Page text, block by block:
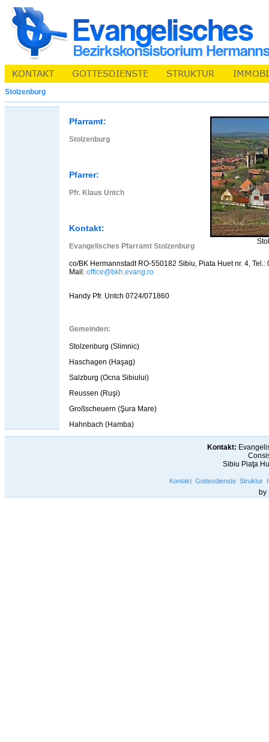
Stolzenburg
Pfarramt:
Stolzenburg
Pfarrer:
Pfr. Klaus Untch
Kontakt:
Evangelisches Pfarramt Stolzenburg
co/BK Hermannstadt RO-550182 Sibiu, Piata Huet nr. 4,
Mail: office@bkh.evang.ro
Handy Pfr. Untch 0724/071860
Gemeinden:
Stolzenburg (Slimnic)
Haschagen (Haşag)
Salzburg (Ocna Sibiului)
Reussen (Ruşi)
Großscheuern (Şura Mare)
Hahnbach (Hamba)
Kontakt:
Sibiu Piaţa
Kontakt Gottesdienste Struktur
by